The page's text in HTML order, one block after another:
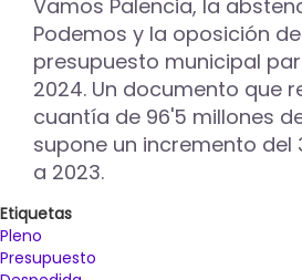
Vamos Palencia, la
Podemos y la oposición de
presupuesto municipal
2024. Un documento que
cuantía de 96'5 millones
supone un incremento del
a 2023.
Etiquetas
Pleno
Presupuesto